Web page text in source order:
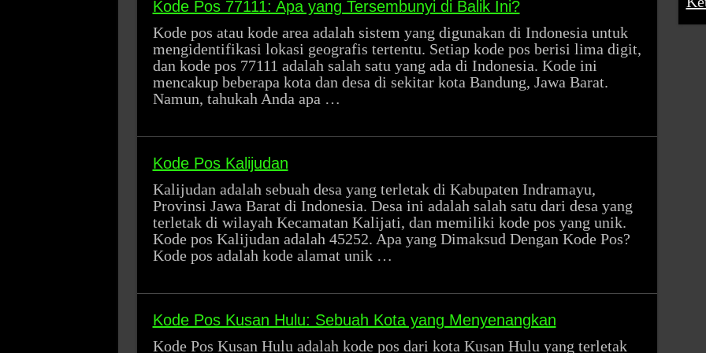
Kode Pos 77111: Apa yang Tersembunyi di Balik Ini?
Kode pos atau kode area adalah sistem yang digunakan di Indonesia untuk
mengidentifikasi lokasi geografis tertentu. Setiap kode pos berisi lima digit,
dan kode pos 77111 adalah salah satu yang ada di Indonesia. Kode ini
mencakup beberapa kota dan desa di sekitar kota Bandung, Jawa Barat.
Namun, tahukah Anda apa …
Kode Pos Kalijudan
Kalijudan adalah sebuah desa yang terletak di Kabupaten Indramayu,
Provinsi Jawa Barat di Indonesia. Desa ini adalah salah satu dari desa yang
terletak di wilayah Kecamatan Kalijati, dan memiliki kode pos yang unik.
Kode pos Kalijudan adalah 45252. Apa yang Dimaksud Dengan Kode Pos?
Kode pos adalah kode alamat unik …
Kode Pos Kusan Hulu: Sebuah Kota yang Menyenangkan
Kode Pos Kusan Hulu adalah kode pos dari kota Kusan Hulu yang terletak